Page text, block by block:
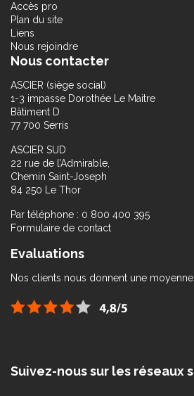
Accès pro
Plan du site
Liens
Nous rejoindre
Nous contacter
ASCIER (siège social)
1-3 impasse Dorothée Le Maitre
Bâtiment D
77 700 Serris
ASCIER SUD
22 rue de l’Admirable,
Chemin Saint-Joseph
84 250 Le Thor
Par téléphone : 0 800 400 395
Formulaire de contact
Evaluations
Nos clients nous donnent une
Suivez-nous sur les réseaux